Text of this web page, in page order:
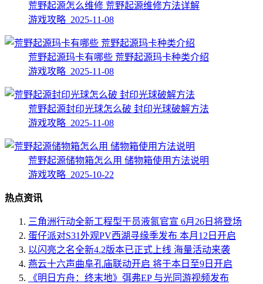
荒野起源怎么维修 荒野起源维修方法详解
游戏攻略 2025-11-08
荒野起源玛卡有哪些 荒野起源玛卡种类介绍
游戏攻略 2025-11-08
荒野起源封印光球怎么破 封印光球破解方法
游戏攻略 2025-11-08
荒野起源储物箱怎么用 储物箱使用方法说明
游戏攻略 2025-10-22
热点资讯
三角洲行动全新工程型干员液氮官宣 6月26日将登场
蛋仔派对S31外观PV西湖寻缘季发布 本月12日开启
以闪亮之名全新4.2版本已正式上线 海量活动来袭
燕云十六声曲阜孔庙联动开启 将于本日至9日开启
《明日方舟：终末地》弭弗EP 与光同游视频发布